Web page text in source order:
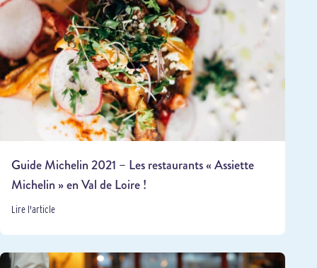
Guide Michelin 2021 – Les restaurants « Assiette
Michelin » en Val de Loire !
Lire l'article